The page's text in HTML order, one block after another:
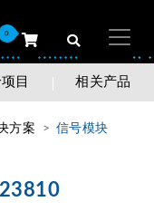
0
目 相关产品
方案 信号模块